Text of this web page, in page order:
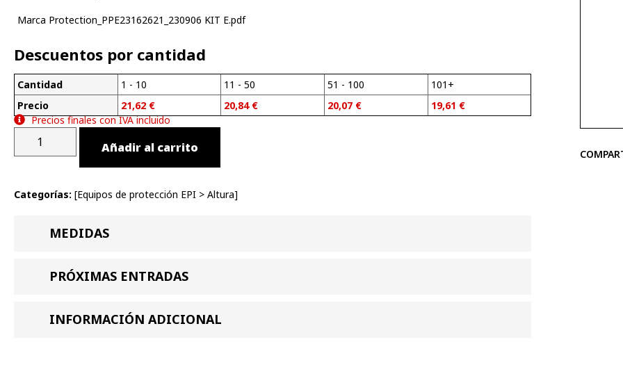
Marca Protection_PPE23162621_230906 KIT E.pdf
Descuentos por cantidad
Cantidad
Precio
1 - 10
21,62 €
11 - 50
20,84 €
51 - 100
20,07 €
101+
19,61 €
Precios finales con IVA incluido
Añadir al carrito
Categorías: [Equipos de protección EPI > Altura]
MEDIDAS
PRÓXIMAS ENTRADAS
INFORMACIÓN ADICIONAL